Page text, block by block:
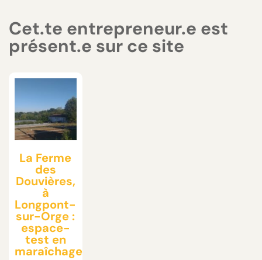
Cet.te entrepreneur.e est
présent.e sur ce site
La Ferme
des
Douvières,
à
Longpont-
sur-Orge :
espace-
test en
maraîchage